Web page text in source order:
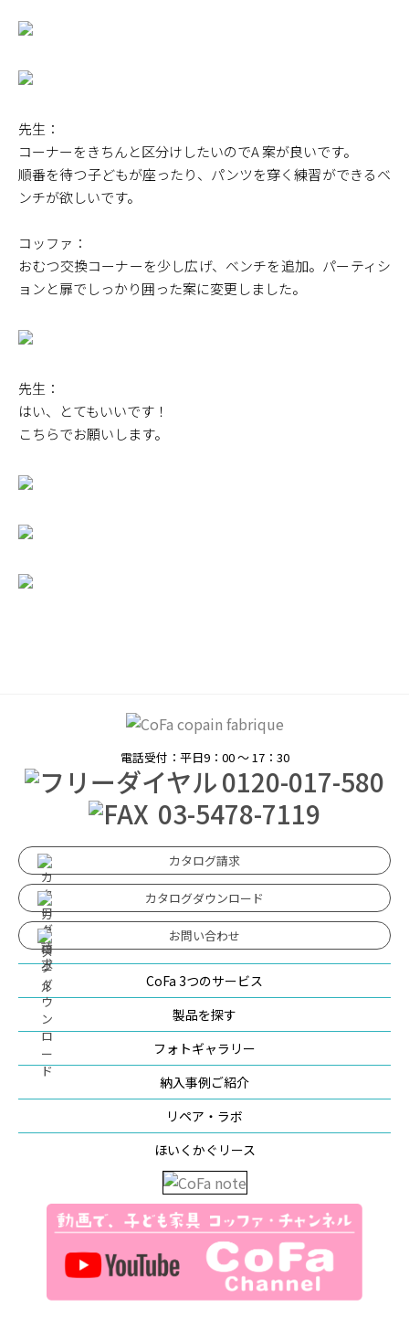
先生：
コーナーをきちんと区分けしたいのでA 案が良いです。
順番を待つ子どもが座ったり、パンツを穿く練習ができるベ
ンチが欲しいです。
コッファ：
おむつ交換コーナーを少し広げ、ベンチを追加。パーティシ
ョンと扉でしっかり囲った案に変更しました。
先生：
はい、とてもいいです！
こちらでお願いします。
電話受付：平日9：00 〜 17：30
0120-017-580
03-5478-7119
カタログ請求
カタログダウンロード
お問い合わせ
CoFa 3つのサービス
製品を探す
フォトギャラリー
納入事例ご紹介
リペア・ラボ
ほいくかぐリース